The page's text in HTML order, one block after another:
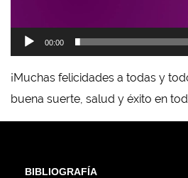
00:00
¡Muchas felicidades a todas y
buena suerte, salud y éxito en
BIBLIOGRAFÍA